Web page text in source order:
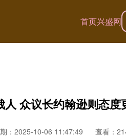
首页兴盛网
众议长约翰逊则态度
：2025-10-06 11:47:49 查看：